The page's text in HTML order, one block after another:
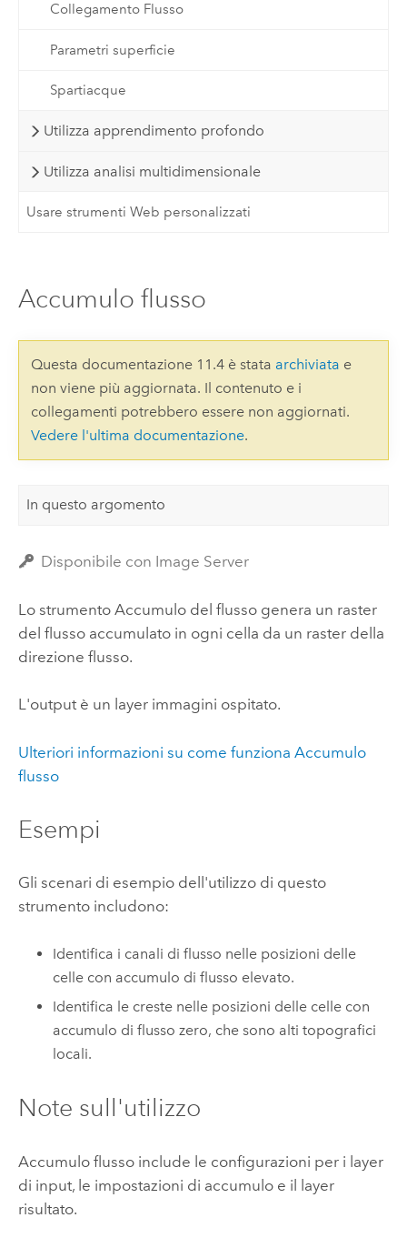
Collegamento Flusso
Parametri superficie
Spartiacque
Utilizza apprendimento profondo
Utilizza analisi multidimensionale
Usare strumenti Web personalizzati
Accumulo flusso
Questa documentazione 11.4 è stata archiviata e
non viene più aggiornata. Il contenuto e i
collegamenti potrebbero essere non aggiornati.
Vedere l'ultima documentazione.
In questo argomento
Disponibile con Image Server
Lo strumento Accumulo del flusso genera un raster
del flusso accumulato in ogni cella da un raster della
direzione flusso.
L'output è un layer immagini ospitato.
Ulteriori informazioni su come funziona Accumulo
flusso
Esempi
Gli scenari di esempio dell'utilizzo di questo
strumento includono:
Identifica i canali di flusso nelle posizioni delle
celle con accumulo di flusso elevato.
Identifica le creste nelle posizioni delle celle con
accumulo di flusso zero, che sono alti topografici
locali.
Note sull'utilizzo
Accumulo flusso include le configurazioni per i layer
di input, le impostazioni di accumulo e il layer
risultato.